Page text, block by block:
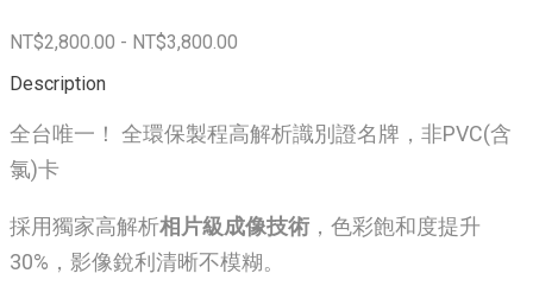
NT$2,800.00 - NT$3,800.00
Description
全台唯一！ 全環保製程高解析識別證名牌，非PVC(含
氯)卡
採用獨家高解析相片級成像技術 ，色彩飽和度提升
30%，影像銳利清晰不模糊。